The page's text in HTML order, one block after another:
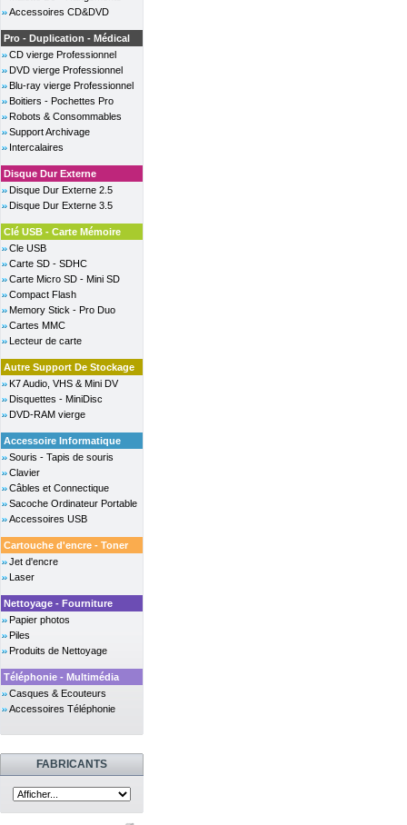
Accessoires CD&DVD
Pro - Duplication - Médical
CD vierge Professionnel
DVD vierge Professionnel
Blu-ray vierge Professionnel
Boitiers - Pochettes Pro
Robots & Consommables
Support Archivage
Intercalaires
Disque Dur Externe
Disque Dur Externe 2.5
Disque Dur Externe 3.5
Clé USB - Carte Mémoire
Cle USB
Carte SD - SDHC
Carte Micro SD - Mini SD
Compact Flash
Memory Stick - Pro Duo
Cartes MMC
Lecteur de carte
Autre Support De Stockage
K7 Audio, VHS & Mini DV
Disquettes - MiniDisc
DVD-RAM vierge
Accessoire Informatique
Souris - Tapis de souris
Clavier
Câbles et Connectique
Sacoche Ordinateur Portable
Accessoires USB
Cartouche d'encre - Toner
Jet d'encre
Laser
Nettoyage - Fourniture
Papier photos
Piles
Produits de Nettoyage
Téléphonie - Multimédia
Casques & Ecouteurs
Accessoires Téléphonie
FABRICANTS